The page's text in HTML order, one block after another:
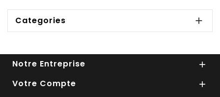
Categories 
Notre Entreprise 
Votre Compte 